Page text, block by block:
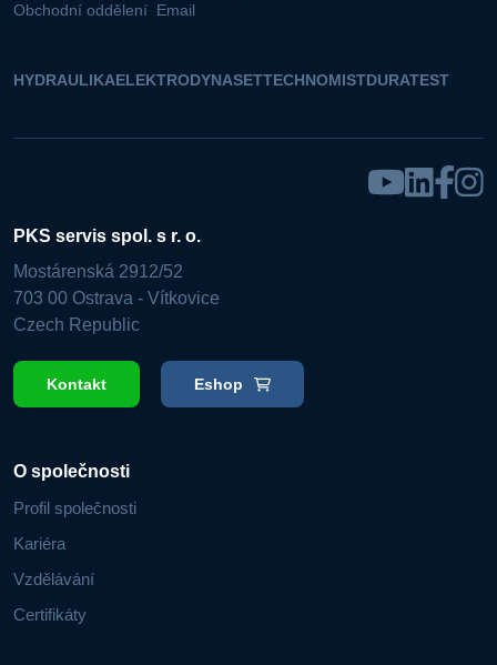
Obchodní oddělení Email
HYDRAULIKAELEKTRODYNASETTECHNOMISTDURATEST
PKS servis spol. s r. o.
Mostárenská 2912/52
703 00 Ostrava - Vítkovice
Czech Republic
Kontakt Eshop
O společnosti
Profil společnosti
Kariéra
Vzdělávání
Certifikáty